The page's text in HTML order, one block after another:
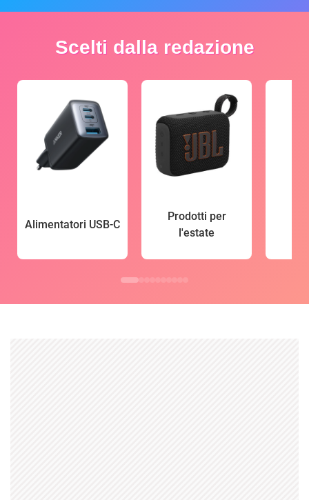
Scelti dalla redazione
Alimentatori USB-C
Prodotti per
l'estate